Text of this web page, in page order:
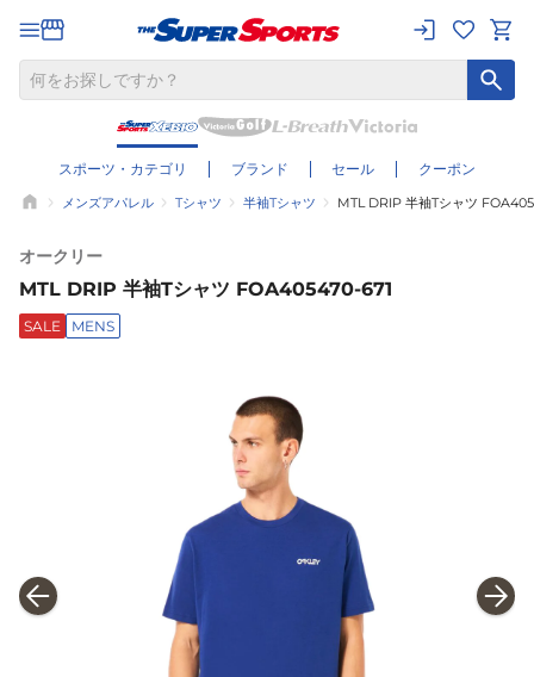
スポーツ・カテゴリ ブランド セール クーポン
メンズアパレル Tシャツ 半袖Tシャツ MTL DRIP 半袖Tシャツ
オークリー
MTL DRIP 半袖Tシャツ FOA405470-671
SALE MENS